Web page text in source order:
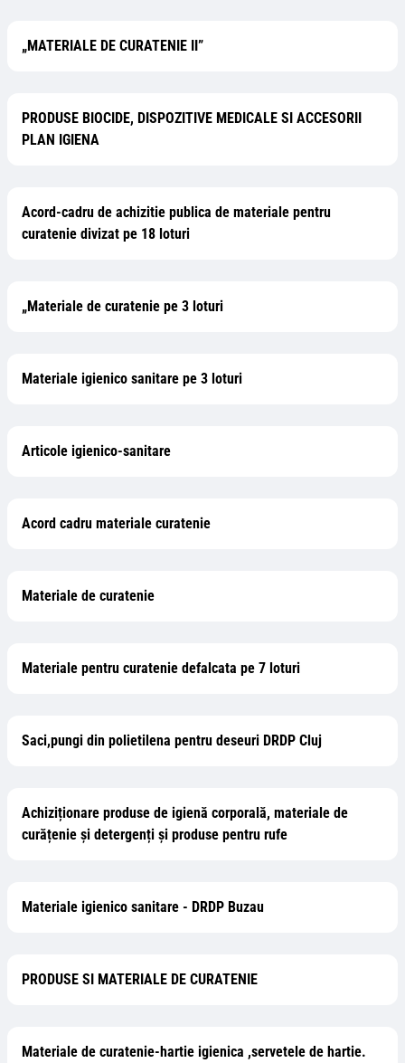
„MATERIALE DE CURATENIE II”
PRODUSE BIOCIDE, DISPOZITIVE MEDICALE SI ACCESORII
PLAN IGIENA
Acord-cadru de achizitie publica de materiale pentru
curatenie divizat pe 18 loturi
„Materiale de curatenie pe 3 loturi
Materiale igienico sanitare pe 3 loturi
Articole igienico-sanitare
Acord cadru materiale curatenie
Materiale de curatenie
Materiale pentru curatenie defalcata pe 7 loturi
Saci,pungi din polietilena pentru deseuri DRDP Cluj
Achiziționare produse de igienă corporală, materiale de
curățenie și detergenți și produse pentru rufe
Materiale igienico sanitare - DRDP Buzau
PRODUSE SI MATERIALE DE CURATENIE
Materiale de curatenie-hartie igienica ,servetele de hartie.